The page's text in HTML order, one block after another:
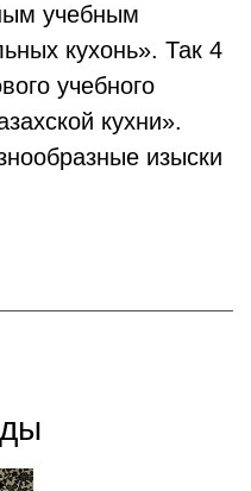
учебным
кухонь». Так 4
учебного
кухни».
изыски